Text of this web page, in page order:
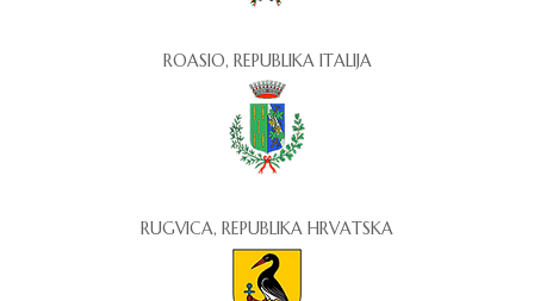
ROASIO, REPUBLIKA ITALIJA
RUGVICA, REPUBLIKA HRVATSKA